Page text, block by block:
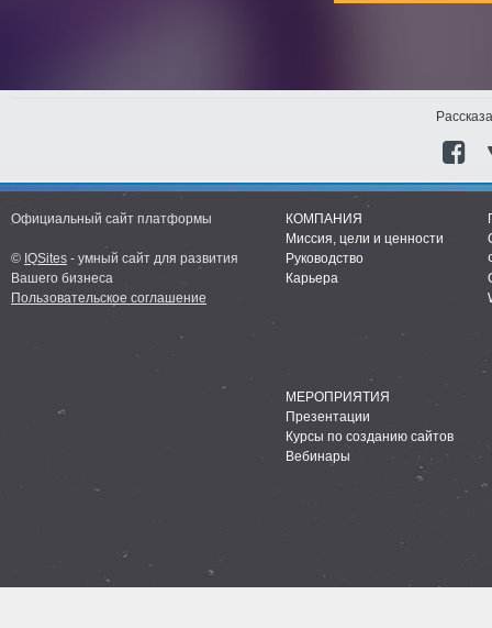
Официальный сайт платформы
© IQSites - умный сайт для развития
Вашего бизнеса
Пользовательское соглашение
КОМПАНИЯ
Миссия, цели и ценности
Руководство
Карьера
МЕРОПРИЯТИЯ
Презентации
Курсы по созданию сайтов
Вебинары